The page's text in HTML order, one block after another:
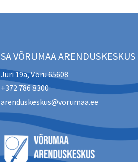
SA VÕRUMAA ARENDUSKESKUS
Jüri 19a, Võru 65608
+372 786 8300
arenduskeskus@vorumaa.ee